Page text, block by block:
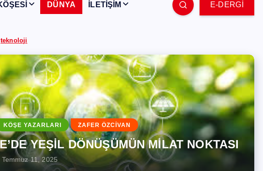
DÜNYA İLETİŞİM E-DERGİ
teknoloji
KÖŞE YAZARLARI ZAFER ÖZCİVAN
YEŞİL DÖNÜŞÜMÜN MİLAT NOKTASI
Temmuz 11, 2025